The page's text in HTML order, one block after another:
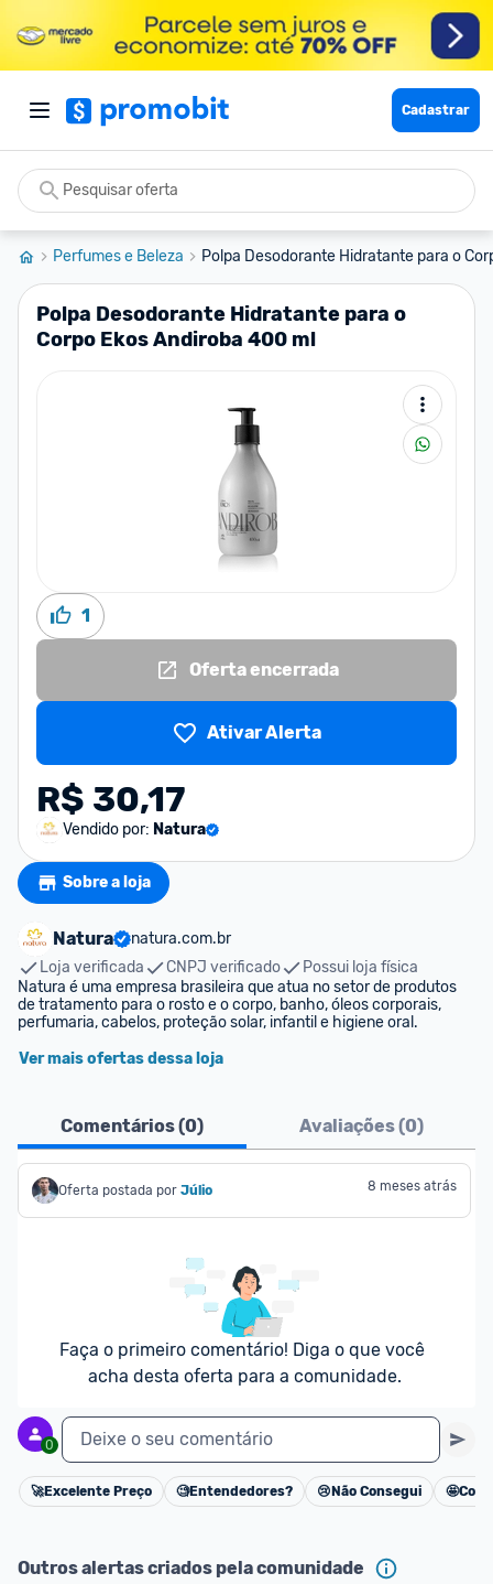
Cadastrar
Perfumes e Beleza Polpa Desodorante Hidratante para o
Polpa Desodorante Hidratante para o
Corpo Ekos Andiroba 400 ml
1
Oferta encerrada
Ativar Alerta
R$ 30,17
Vendido por: Natura
Sobre a loja
Natura
natura.com.br
Loja verificada
CNPJ verificado
Possui loja física
Natura é uma empresa brasileira que atua no setor de produtos
de tratamento para o rosto e o corpo, banho, óleos corporais,
perfumaria, cabelos, proteção solar, infantil e higiene oral.
Ver mais ofertas dessa loja
Comentários (0) Avaliações (0)
Oferta postada por Júlio 8 meses atrás
Faça o primeiro comentário! Diga o que você
acha desta oferta para a comunidade.
0 Deixe o seu comentário
Cancelar
🚀Excelente Preço 🧐Entendedores? 😢 Não Consegui 🤩
Outros alertas criados pela comunidade